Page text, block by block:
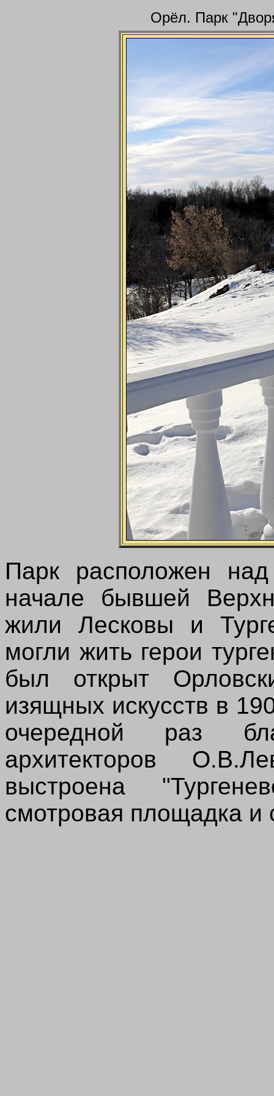
Орёл. Парк
Парк расположен
начале бывшей
жили Лесковы и
могли жить герои
был открыт
изящных искусств в
очередной раз
архитекторов
выстроена
смотровая площадка и